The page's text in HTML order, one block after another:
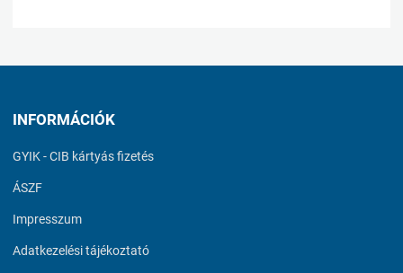
INFORMÁCIÓK
GYIK - CIB kártyás fizetés
ÁSZF
Impresszum
Adatkezelési tájékoztató